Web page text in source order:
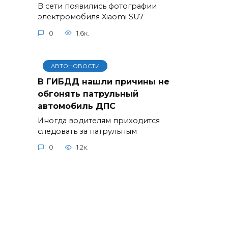
В сети появились фотографии
электромобиля Xiaomi SU7
0 1.6к.
АВТОНОВОСТИ
В ГИБДД нашли причины не
обгонять патрульный
автомобиль ДПС
Иногда водителям приходится
следовать за патрульным
0 1.2к.